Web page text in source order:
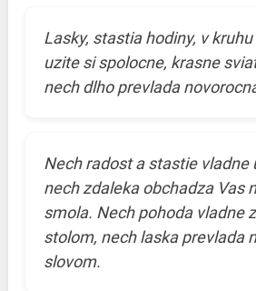
Lasky, stastia hodiny, v
uzite si spolocne, krasne
nech dlho prevlada
Nech radost a stastie vladne
nech zdaleka obchadza Vas
smola. Nech pohoda vladne
stolom, nech laska prevlada
slovom.